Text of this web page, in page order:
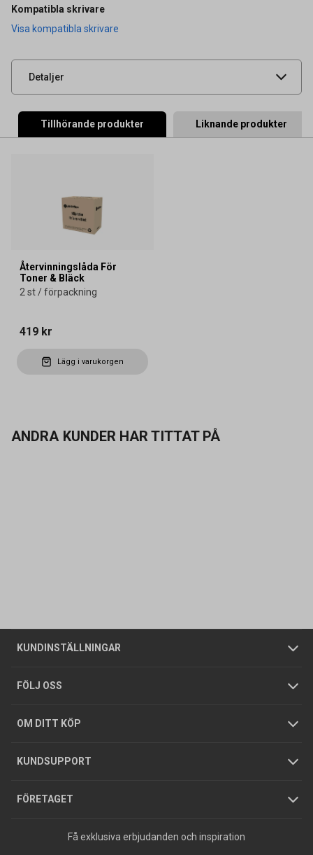
Kompatibla skrivare
Visa kompatibla skrivare
Detaljer
Typ
Leverantörens
UNSPSC 44103103
Tillhörande produkter Liknande produkter
Återvinningslåda För
Toner & Bläck
2 st / förpackning
419 kr
Lägg i varukorgen
ANDRA KUNDER HAR TITTAT PÅ
KUNDINSTÄLLNINGAR
Företagskund / Privatkund
FÖLJ OSS
OM DITT KÖP
Allmänna försäljningsvillkor
Integritetspolicy
GDPR
KUNDSUPPORT
Butiker
Foldrar och kataloger
Köpguider
Varumärken
FÖRETAGET
Om oss
Tjänster
Hållbarhet
Jobba hos oss
Press
Få exklusiva erbjudanden och inspiration